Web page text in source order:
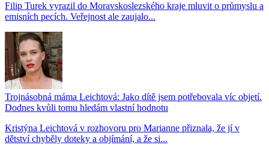
Filip Turek vyrazil do Moravskoslezského kraje mluvit o průmyslu a
emisních pecích. Veřejnost ale zaujalo...
Trojnásobná máma Leichtová: Jako dítě jsem potřebovala víc objetí.
Dodnes kvůli tomu hledám vlastní hodnotu
Kristýna Leichtová v rozhovoru pro Marianne přiznala, že jí v
dětství chyběly doteky a objímání, a že si...